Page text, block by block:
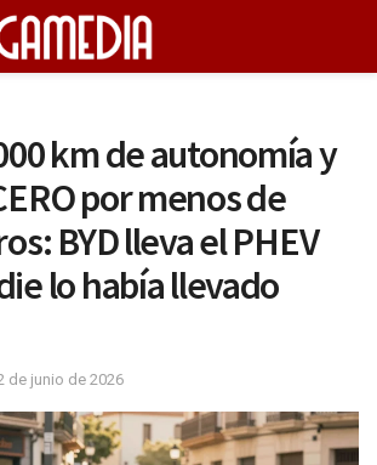
km de autonomía y
por menos de
BYD lleva el PHEV
lo había llevado
de junio de 2026